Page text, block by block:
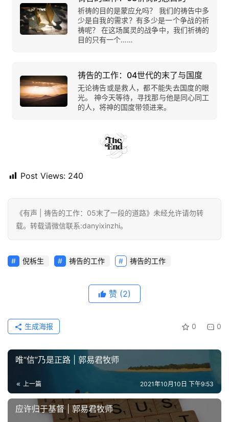
祈祷的目的是蒙应允吗？ 我们的祷告中多
少是自我的需求？有多少是一个争战的祈
祷呢？ 在这场属灵的战争中，我们祈祷的
目的只有一个……
祷告的工作：04世代的末了与国度
无论祷告或是救人，都不能失去国度的眼
光。 神今天等待，寻找那与他是同心同工
的人，将神的国度带领进来。
Post Views: 240
《有声 | 祷告的工作：05末了一段的道路》未经允许请勿转
载。转载请微信联系:danyixinzhi。
倪柝生 祷告的工作 祷告的工作
赞 (2)
0 0
生成海报
唯“信”乃是正路 | 郭易君牧师
上一篇 2021年10月10日 下午9:53
应许归于基督 | 郭易君牧师